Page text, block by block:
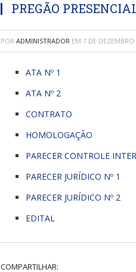
PREGÃO
POR ADMINISTRADOR EM 7 DE
ATA Nº 1
ATA Nº 2
CONTRATO
HOMOLOGAÇÃO
PARECER CONTROLE
PARECER JURÍDICO Nº 1
PARECER JURÍDICO Nº 2
EDITAL
COMPARTILHAR: